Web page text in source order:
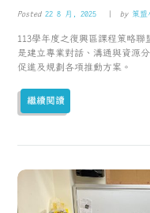
Posted 22 8 月, 2025 by 策盟
113學年度之復興區課程策略
是建立專業對話、溝通與資源
促進及規劃各項推動方案。
繼續閱讀